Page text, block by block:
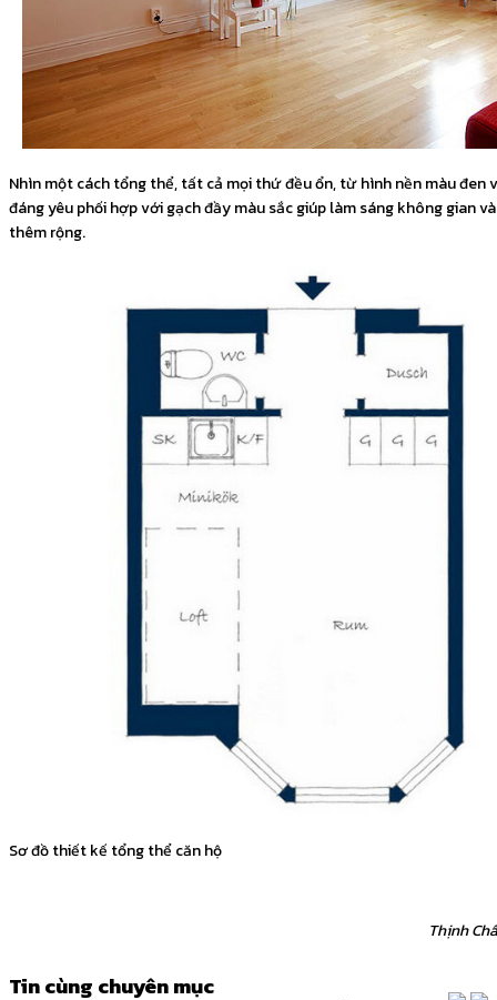
Nhìn một cách tổng thể, tất cả mọi thứ đều ổn, từ hình nền màu đen
đáng yêu phối hợp với gạch đầy màu sắc giúp làm sáng không gian
thêm rộng.
Sơ đồ thiết kế tổng thể căn hộ
Thịnh
Tin cùng chuyên mục